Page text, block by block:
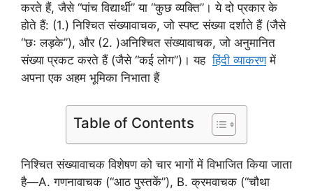
करते हैं, जैसे “पांच विद्यार्थी” या “कुछ व्यक्ति”। ये दो प्रकार के
होते हैं: (1.) निश्चित संख्यावाचक, जो स्पष्ट संख्या दर्शाते हैं (जैसे
“छः लड़के”), और (2. )अनिश्चित संख्यावाचक, जो अनुमानित
संख्या प्रकट करते हैं (जैसे “कई लोग”)। यहहिंदी व्याकरणमें
अपना एक अहम भूमिका निभाता हैं
Table of Contents
निश्चित संख्यावाचक विशेषण को चार भागों में विभाजित किया जाता
है—A. गणनावाचक (“आठ पुस्तकें”), B. क्रमवाचक (“चौथा